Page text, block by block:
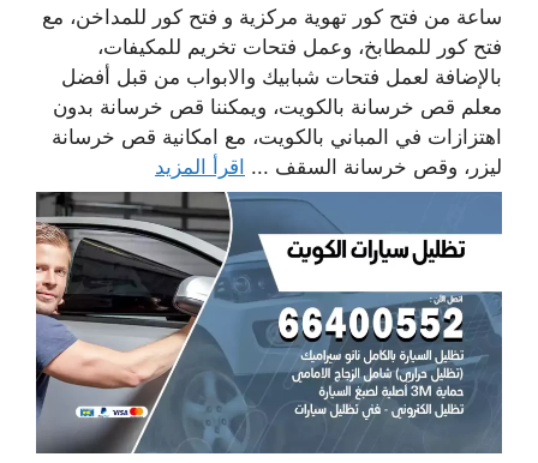
ساعة من فتح كور تهوية مركزية و فتح كور للمداخن، مع
فتح كور للمطابخ، وعمل فتحات تخريم للمكيفات،
بالإضافة لعمل فتحات شبابيك والابواب من قبل أفضل
معلم قص خرسانة بالكويت، ويمكننا قص خرسانة بدون
اهتزازات في المباني بالكويت، مع امكانية قص خرسانة
ليزر، وقص خرسانة السقف ... اقرأ المزيد